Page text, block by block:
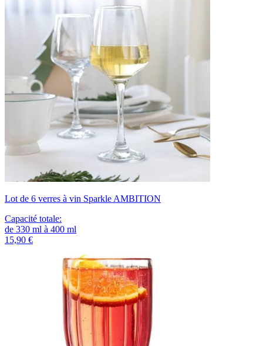
Lot de 6 verres à vin Sparkle AMBITION
Capacité totale:
de 330 ml à 400 ml
15,90 €